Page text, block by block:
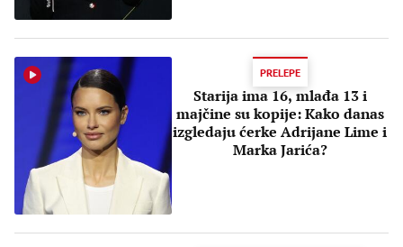
PRELEPE
Starija ima 16, mlađa 13 i
majčine su kopije: Kako danas
izgledaju ćerke Adrijane Lime i
Marka Jarića?